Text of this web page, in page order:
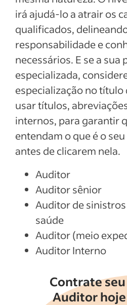
irá ajudá-lo a atrair os
qualificados,
responsabilidade e
necessários. E se a sua
especializada,
especialização no título
usar títulos,
internos, para garantir
entendam o que é o
antes de clicarem nela.
Auditor
Auditor sênior
Auditor de
saúde
Auditor (meio
Auditor Interno
Contrate
Auditor